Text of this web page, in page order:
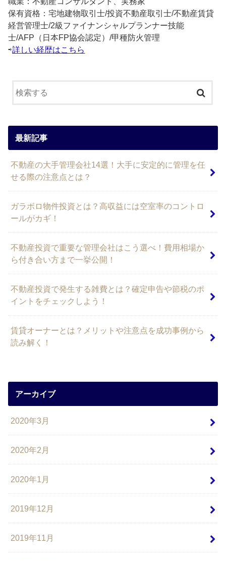
保有資格：宅地建物取引士/投資不動産取引士/不動産賃貸
経営管理士/2級ファイナンシャルプランナー技能
士/AFP（日本FP協会認定）/甲種防火管理
⇨詳しい経歴はこちら
最新記事
不動産の大手管理会社14選！大手に安定的に管理を任
せる際の注意点とは？
ガラボロ物件投資とは？高収益には空室率のコントロ
ールがカギ！
不動産投資で重要な管理会社はこう選べ！費用相場か
ら付き合い方まで一挙公開！
不動産投資で発生する雑費とは？確定申告や節税のポ
イントをチェックしよう！
賃貸オーナーとは？メリットや注意点を成功事例から
読み解く！
アーカイブ
2020年3月
2020年2月
2020年1月
2019年12月
2019年11月